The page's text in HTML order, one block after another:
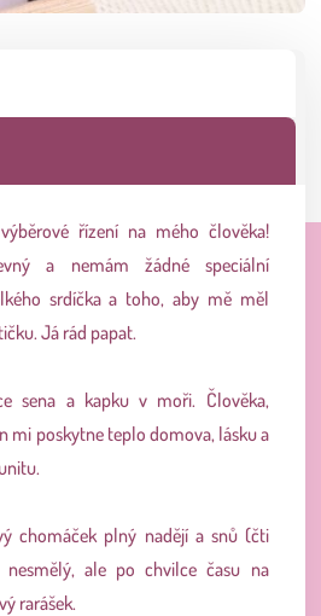
řízení na mého člověka!
a nemám žádné speciální
srdíčka a toho, aby mě měl
Já rád papat.
sena a kapku v moři. Člověka,
mi poskytne teplo domova, lásku a
chomáček plný nadějí a snů (čti
ale po chvilce času na
rarášek.